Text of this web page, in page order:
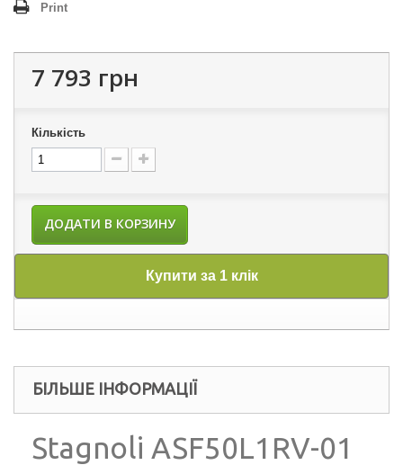
Print
7 793 грн
Кількість
ДОДАТИ В КОРЗИНУ
Купити за 1 клік
БІЛЬШЕ ІНФОРМАЦІЇ
Stagnoli ASF50L1RV-01